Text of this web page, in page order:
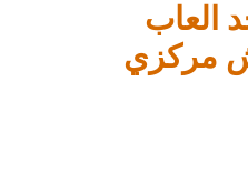
العاب
مركزي